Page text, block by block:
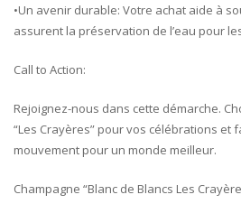
•Un avenir durable: Votre achat aide à
assurent la préservation de l’eau pour
Call to Action:
Rejoignez-nous dans cette démarche.
“Les Crayères” pour vos célébrations et
mouvement pour un monde meilleur.
Champagne “Blanc de Blancs Les